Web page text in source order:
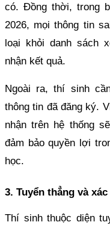
có. Đồng thời, trong
2026, mọi thông tin
loại khỏi danh sách
nhận kết quả.
Ngoài ra, thí sinh
thông tin đã đăng ký.
nhận trên hệ thống
đảm bảo quyền lợi
học.
3. Tuyển thẳng và
Thí sinh thuộc diện